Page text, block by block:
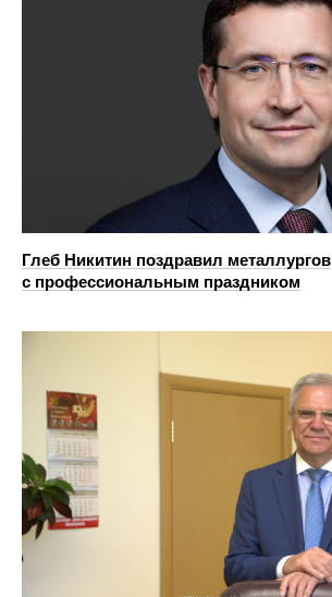
Глеб Никитин поздравил металлургов
с профессиональным праздником